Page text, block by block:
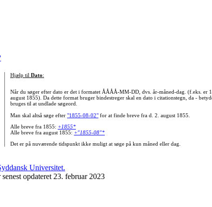
Hjælp til Dato:
Når du søger efter dato er det i formatet ÅÅÅÅ-MM-DD, dvs. år-måned-dag. (f.eks. er
august 1855). Da dette format bruger bindestreger skal en dato i citationstegn, da -
bruges til at undlade søgeord.
Man skal altså søge efter "1855-08-02"for at finde breve fra d. 2. august 1855.
Alle breve fra 1855: +1855*
Alle breve fra august 1855: +"1855-08"*
Det er på nuværende tidspunkt ikke muligt at søge på kun måned eller dag.
opdateret 23. februar 2023